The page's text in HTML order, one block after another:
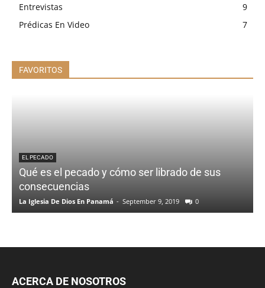
Entrevistas
9
Prédicas En Video
7
FAVORITOS
EL PECADO
Qué es el pecado y cómo ser librado de sus
consecuencias
La Iglesia De Dios En Panamá - September 9, 2019 0
ACERCA DE NOSOTROS